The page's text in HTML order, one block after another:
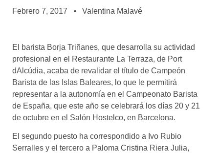
asociados
el café siempre tiene
algo nuevo que
enseñarnos
BOLSA DE TRABAJO
¡te imaginas vivir de tu pasión
por el café?
CONTACTO
¡queremos saber
de ti!
Febrero 7, 2017 Valentina Malavé
El barista Borja Triñanes, que desarrolla su actividad
profesional en el Restaurante La Terraza, de Port
dAlcúdia, acaba de revalidar el título de Campeón
Barista de las Islas Baleares, lo que le permitirá
representar a la autonomía en el Campeonato Barista
de España, que este año se celebrará los días 20 y 21
de octubre en el Salón Hostelco, en Barcelona.
El segundo puesto ha correspondido a Ivo Rubio
Serralles y el tercero a Paloma Cristina Riera Julia,